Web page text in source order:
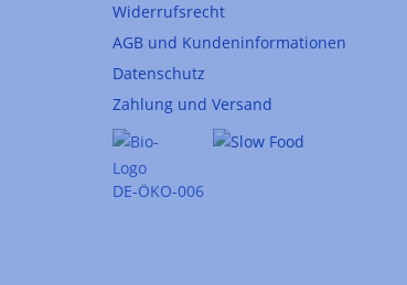
Widerrufsrecht
AGB und Kundeninformationen
Datenschutz
Zahlung und Versand
DE-ÖKO-006